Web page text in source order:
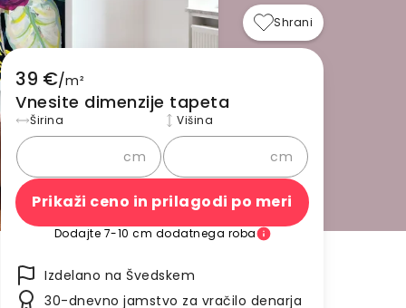
Shrani
39 €/m²
Vnesite dimenzije tapeta
Širina
cm
Višina
cm
Prikaži ceno in prilagodi po meri
Dodajte 7-10 cm dodatnega roba
Izdelano na Švedskem
30-dnevno jamstvo za vračilo denarja